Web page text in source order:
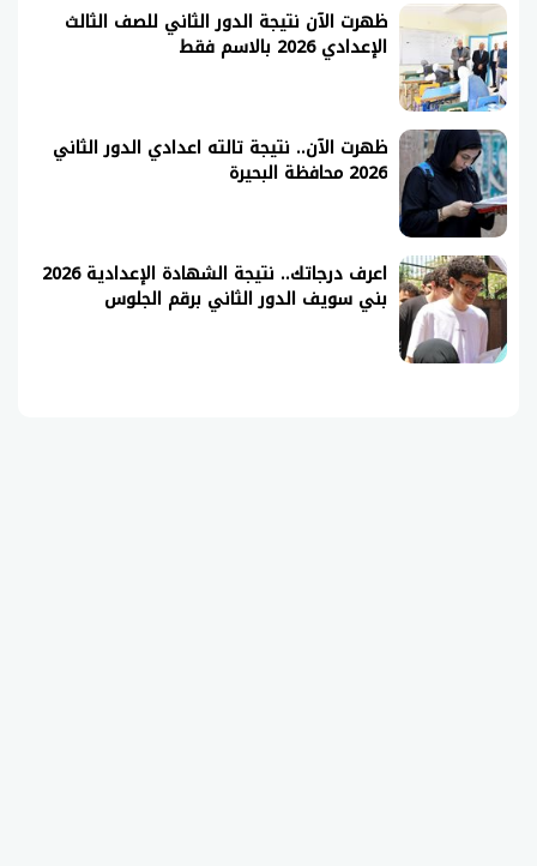
ظهرت الآن نتيجة الدور الثاني للصف الثالث
الإعدادي 2026 بالاسم فقط
ظهرت الآن.. نتيجة تالته اعدادي الدور الثاني
2026 محافظة البحيرة
اعرف درجاتك.. نتيجة الشهادة الإعدادية 2026
بني سويف الدور الثاني برقم الجلوس